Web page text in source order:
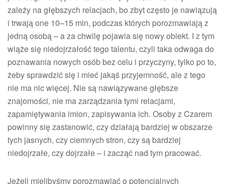
zależy na głębszych relacjach, bo zbyt często je nawiązują
i trwają one 10–15 min, podczas których porozmawiają z
jedną osobą – a za chwilę pojawia się nowy obiekt. I z tym
wiąże się niedojrzałość tego talentu, czyli taka odwaga do
poznawania nowych osób bez celu i przyczyny, tylko po to,
żeby sprawdzić się i mieć jakąś przyjemność, ale z tego
nie ma nic więcej. Nie są nawiązywane głębsze
znajomości, nie ma zarządzania tymi relacjami,
zapamiętywania imion, zapisywania ich. Osoby z Czarem
powinny się zastanowić, czy działają bardziej w obszarze
tych jasnych, czy ciemnych stron, czy są bardziej
niedojrzałe, czy dojrzałe – i zacząć nad tym pracować.
Jeżeli mielibyśmy porozmawiać o potencjalnych